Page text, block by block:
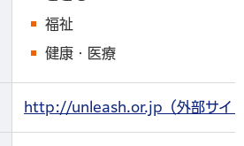
福祉
健康・医療
http://unleash.or.jp（外部サイ